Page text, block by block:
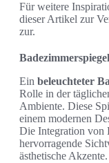
Für weitere
dieser Artikel zur
zur.
Ein beleuchteter
Rolle in der
Ambiente. Diese
einem modernen
Die Integration von
hervorragende
ästhetische Akzente.